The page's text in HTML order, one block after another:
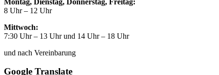
8 Uhr – 12 Uhr
Mittwoch:
7:30 Uhr – 13 Uhr und 14 Uhr – 18 Uhr
und nach Vereinbarung
Google Translate